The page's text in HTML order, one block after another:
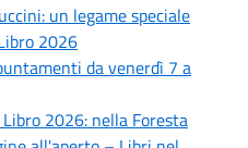
un legame speciale
2026
da venerdì 7 a
2026: nella Foresta